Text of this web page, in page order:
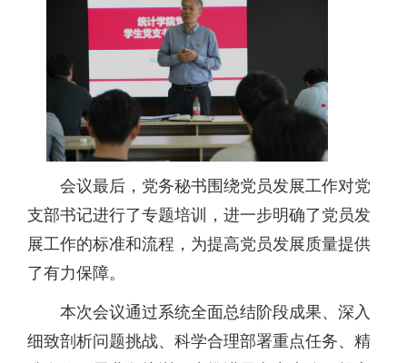
会议最后，党务秘书围绕党员发展工作对党
支部书记进行了专题培训，进一步明确了党员发
展工作的标准和流程，为提高党员发展质量提供
了有力保障。
本次会议通过系统全面总结阶段成果、深入
细致剖析问题挑战、科学合理部署重点任务、精